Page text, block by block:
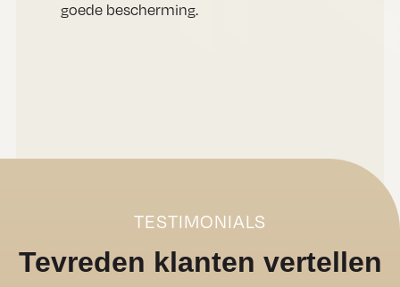
goede bescherming.
TESTIMONIALS
Tevreden klanten vertellen